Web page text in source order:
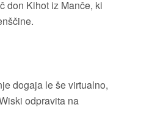
don Kihot iz Manče, ki
dogaja le še virtualno,
odpravita na